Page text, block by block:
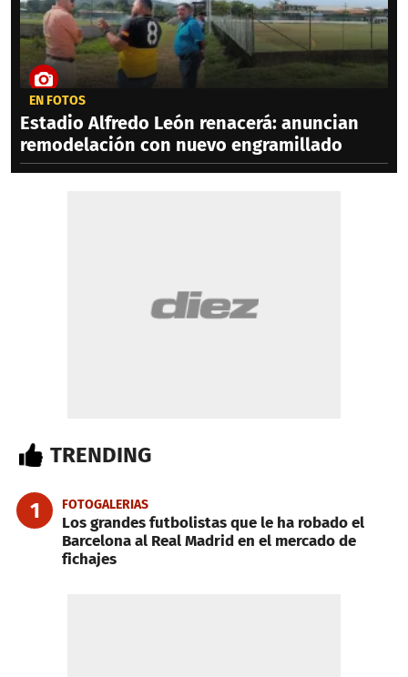
EN FOTOS
Estadio Alfredo León renacerá: anuncian
remodelación con nuevo engramillado
TRENDING
1 FOTOGALERIAS
Los grandes futbolistas que le ha robado el
Barcelona al Real Madrid en el mercado de
fichajes